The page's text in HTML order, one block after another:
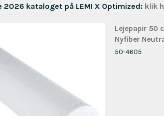
2026 kataloget på LEMI X Optimized: klik
Lejepapir 50
Nyfiber
50-4605